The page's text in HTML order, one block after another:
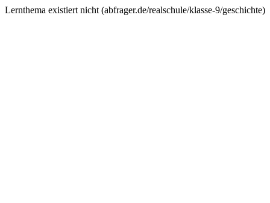
Lernthema existiert nicht (abfrager.de/realschule/klasse-9/geschichte)